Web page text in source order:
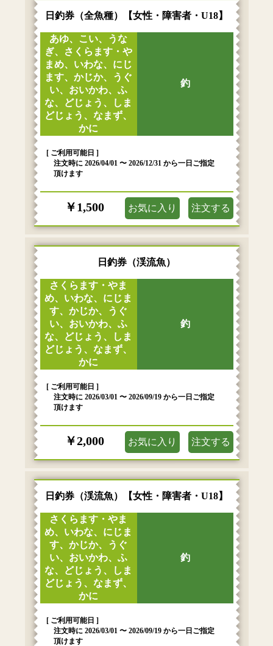
日釣券（全魚種）【女性・障害者・U18】
あゆ、こい、うな
ぎ、さくらます・や
まめ、いわな、にじ
ます、かじか、うぐ
い、おいかわ、ふ
な、どじょう、しま
どじょう、なまず、
かに
釣
[ ご利用可能日 ]
注文時に 2026/04/01 〜 2026/12/31 から一日ご指定
頂けます
￥1,500 お気に入り 注文する
日釣券（渓流魚）
さくらます・やま
め、いわな、にじま
す、かじか、うぐ
い、おいかわ、ふ
な、どじょう、しま
どじょう、なまず、
かに
釣
[ ご利用可能日 ]
注文時に 2026/03/01 〜 2026/09/19 から一日ご指定
頂けます
￥2,000 お気に入り 注文する
日釣券（渓流魚）【女性・障害者・U18】
さくらます・やま
め、いわな、にじま
す、かじか、うぐ
い、おいかわ、ふ
な、どじょう、しま
どじょう、なまず、
かに
釣
[ ご利用可能日 ]
注文時に 2026/03/01 〜 2026/09/19 から一日ご指定
頂けます